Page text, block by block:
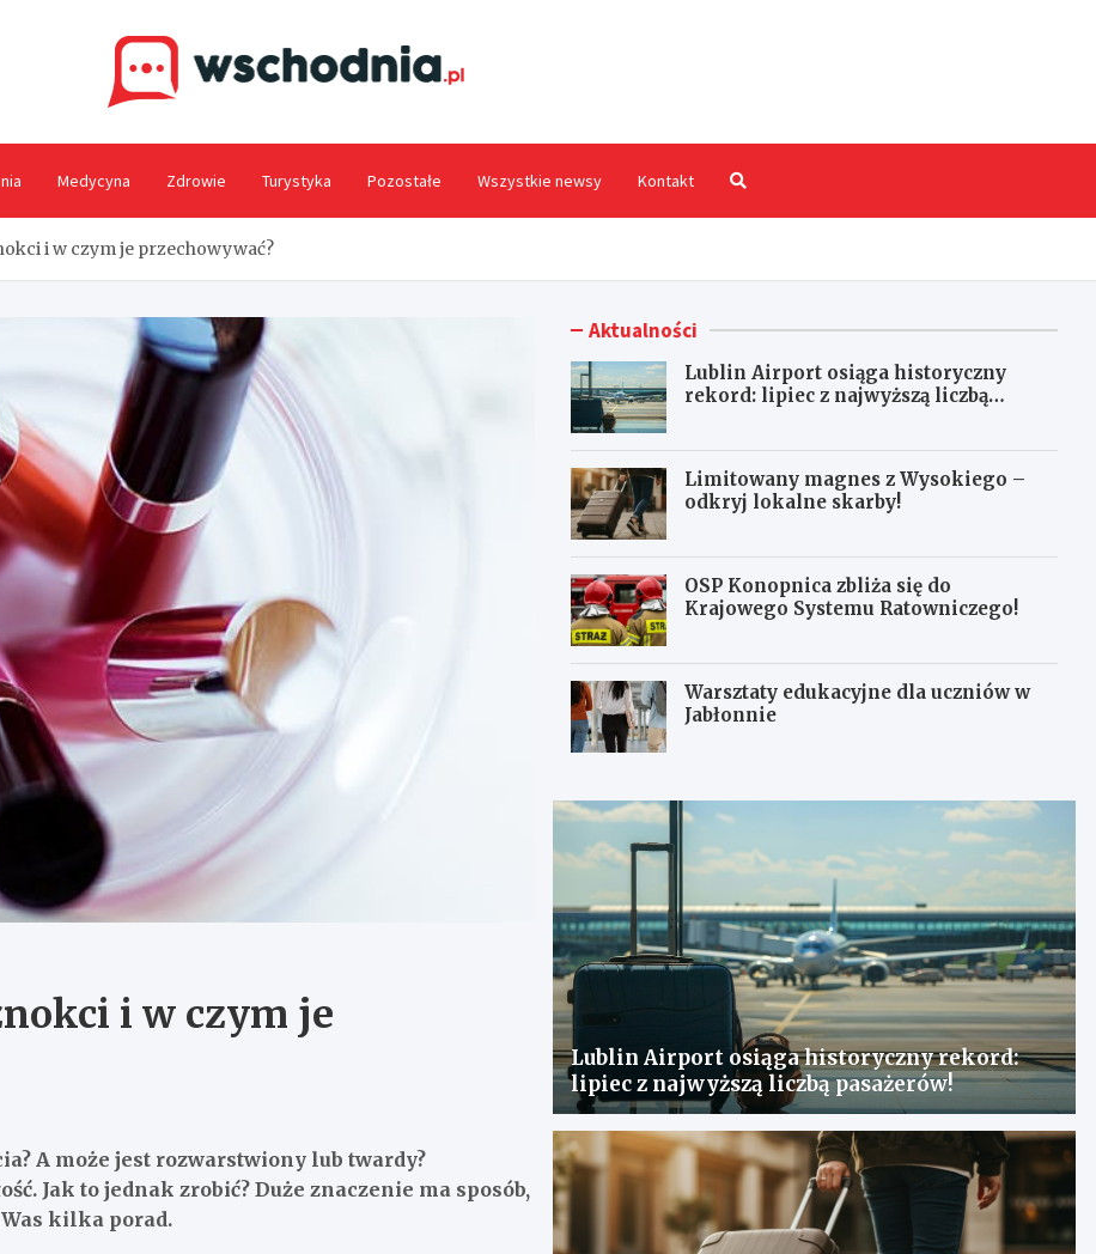
Medycyna Zdrowie Turystyka Pozostałe Wszystkie newsy Kontakt
i w czym je przechowywać?
i w czym je
A może jest rozwarstwiony lub twardy?
Jak to jednak zrobić? Duże znaczenie ma sposób,
kilka porad.
Aktualności
Lublin Airport osiąga historyczny
rekord: lipiec z najwyższą liczbą
Limitowany magnes z Wysokiego –
odkryj lokalne skarby!
OSP Konopnica zbliża się do
Krajowego Systemu Ratowniczego!
Warsztaty edukacyjne dla uczniów w
Jabłonnie
Lublin Airport osiąga historyczny rekord:
lipiec z najwyższą liczbą pasażerów!